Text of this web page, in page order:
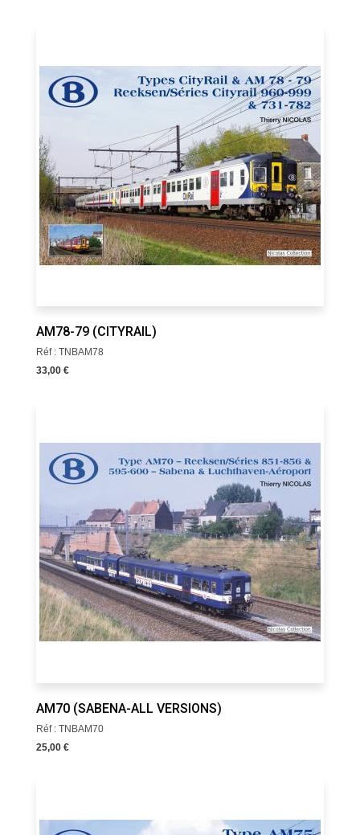
AM78-79 (CITYRAIL)
Réf : TNBAM78
33,00 €
AM70 (SABENA-ALL VERSIONS)
Réf : TNBAM70
25,00 €